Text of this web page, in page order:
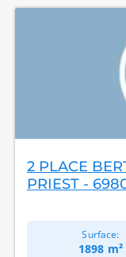
2 PLACE
PRIEST -
Surface:
1898 m²